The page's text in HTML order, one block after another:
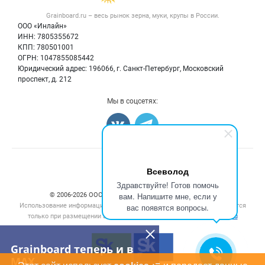
Всеволод
Здравствуйте! Готов помочь
вам. Напишите мне, если у
вас появятся вопросы.
Grainboard теперь и в
MAX
Grainboard.ru – весь рынок зерна, муки, крупы в России.
ООО «Инлайн»
ИНН: 7805355672
КПП: 780501001
ОГРН: 1047855085442
Юридический адрес: 196066, г. Санкт-Петербург, Московский
проспект, д. 212
Контактная информация
Политика обработки персональных данных
Мука
Мы в соцсетях:
Счетчики, авторское право, логотипы
© 2006‑2026 ООО “Инлайн”. 12+ Все права защищены.
Использование информации, размещенной на данном сайте, допускается
только при размещении активной гиперссылки на сайт
grainboard.ru